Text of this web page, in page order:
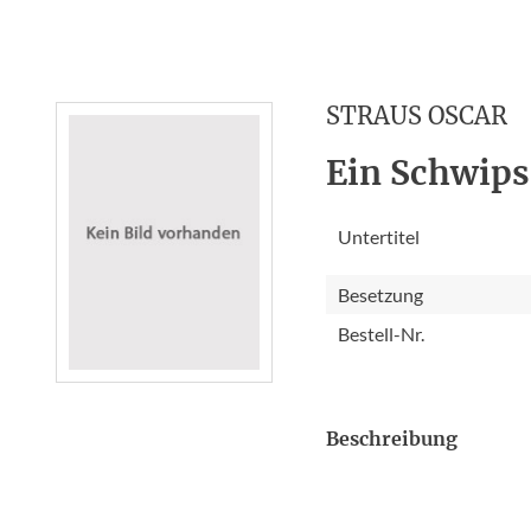
STRAUS OSCAR
Ein
Untertitel
Besetzung
Bestell-Nr.
Beschreibung